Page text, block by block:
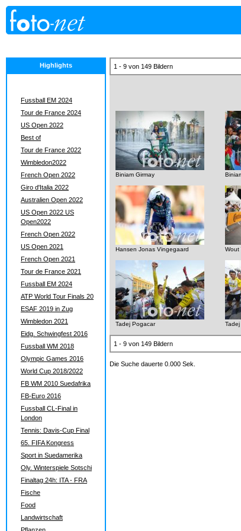
Highlights
Fussball EM 2024
Tour de France 2024
US Open 2022
Best of
Tour de France 2022
Wimbledon2022
French Open 2022
Giro d'Italia 2022
Australien Open 2022
US Open 2022 US
Open2022
French Open 2022
US Open 2021
French Open 2021
Tour de France 2021
Fussball EM 2024
ATP World Tour Finals 20
ESAF 2019 in Zug
Wimbledon 2021
Eidg. Schwingfest 2016
Fussball WM 2018
Olympic Games 2016
World Cup 2018/2022
FB WM 2010 Suedafrika
FB-Euro 2016
Fussball CL-Final in
London
Tennis: Davis-Cup Final
65. FIFA Kongress
Sport in Suedamerika
Oly. Winterspiele Sotschi
Finaltag 24h: ITA - FRA
Fische
Food
Landwirtschaft
1 - 9 von 149 Bildern
Biniam Girmay
Hansen Jonas Vingegaard Wout
Tadej Pogacar
1 - 9 von 149 Bildern
Die Suche dauerte 0.000 Sek.